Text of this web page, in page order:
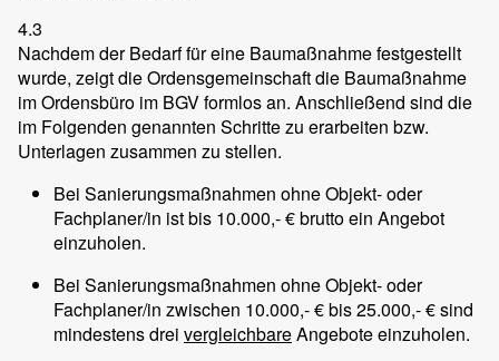
4.3
Nachdem der Bedarf für eine Baumaßnahme festgestellt
wurde, zeigt die Ordensgemeinschaft die Baumaßnahme
im Ordensbüro im BGV formlos an. Anschließend sind die
im Folgenden genannten Schritte zu erarbeiten bzw.
Unterlagen zusammen zu stellen.
Bei Sanierungsmaßnahmen ohne Objekt- oder
Fachplaner/in ist bis 10.000,- € brutto ein Angebot
einzuholen.
Bei Sanierungsmaßnahmen ohne Objekt- oder
Fachplaner/in zwischen 10.000,- € bis 25.000,- € sind
mindestens drei vergleichbareAngebote einzuholen.